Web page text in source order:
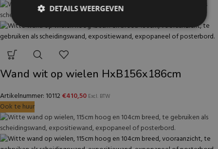
Wand wit op wielen HxB156x186cm
Artikelnummer: 10112€410,50 Excl. BTW
Ook te huur
DETAILS WEERGEVEN